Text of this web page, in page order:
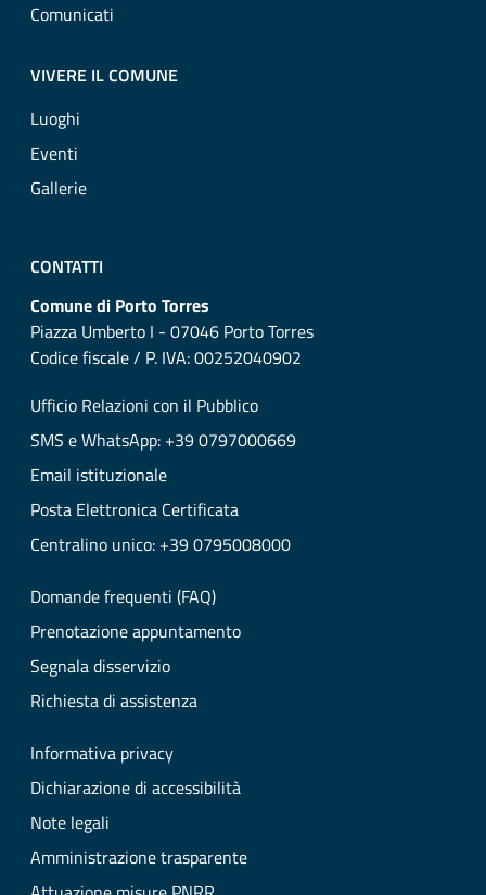
Comunicati
VIVERE IL COMUNE
Luoghi
Eventi
Gallerie
CONTATTI
Comune di Porto Torres
Piazza Umberto I - 07046 Porto Torres
Codice fiscale / P. IVA: 00252040902
Ufficio Relazioni con il Pubblico
SMS e WhatsApp: +39 0797000669
Email istituzionale
Posta Elettronica Certificata
Centralino unico: +39 0795008000
Domande frequenti (FAQ)
Prenotazione appuntamento
Segnala disservizio
Richiesta di assistenza
Informativa privacy
Dichiarazione di accessibilità
Note legali
Amministrazione trasparente